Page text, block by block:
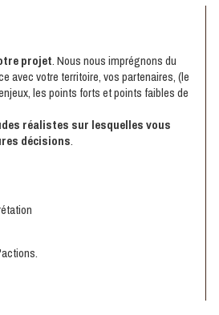
projet. Nous nous imprégnons du
avec votre territoire, vos partenaires, (le
les points forts et points faibles de
réalistes sur lesquelles vous
décisions.